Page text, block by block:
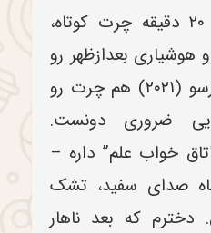
واکر (۲۰۲۳) ثابت کرد ۲۰ دقیقه چرت کوتاه،
حافظه رو ۳۰٪ و هوشیاری بعدازظهر رو
۲۵٪ بهبود می‌بخشه. کورسو (۲۰۲۱) هم چرت رو
ضروری دونست.
خواب علم” داره –
صدای سفید، تشک
دقیق. دخترم که بعد ناهار